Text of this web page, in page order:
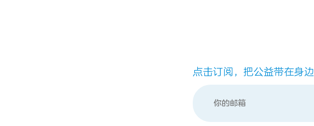
点击订阅，把公益带在身边